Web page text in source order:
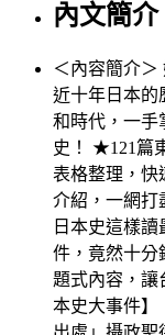
內文簡介
＜內容簡介＞
近十年日本的
和時代，一手
史！ ★121篇
表格整理，
介紹，一網
日本史這樣
件，竟然十分
題式內容，讓
本史大事件】